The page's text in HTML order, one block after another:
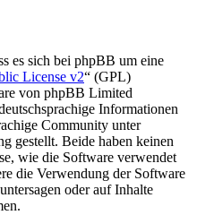
es sich bei phpBB um eine
License v2“ (GPL)
von phpBB Limited
Informationen
Community unter
gestellt. Beide haben keinen
wie die Software verwendet
die Verwendung der Software
oder auf Inhalte